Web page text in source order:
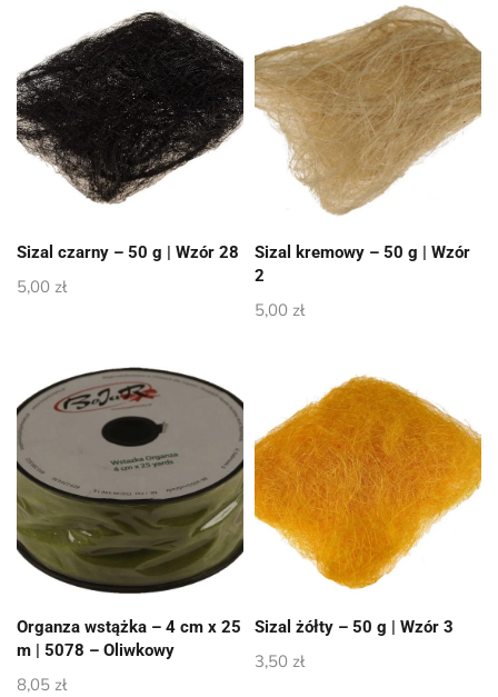
Sizal czarny – 50 g | Wzór 28
5,00 zł
Sizal kremowy – 50 g | Wzór
2
5,00 zł
Organza wstążka – 4 cm x 25
m | 5078 – Oliwkowy
8,05 zł
Sizal żółty – 50 g | Wzór 3
3,50 zł